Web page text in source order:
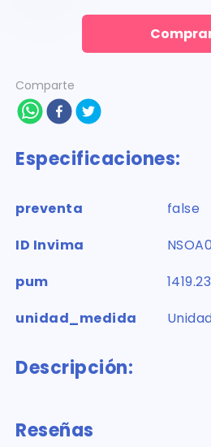
Comparte
Especificaciones:
preventa
false
ID Invima
pum
1419.23
unidad_medida
Descripción:
Reseñas